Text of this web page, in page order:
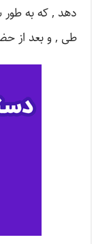
دهد , که به طور
طی , و بعد از